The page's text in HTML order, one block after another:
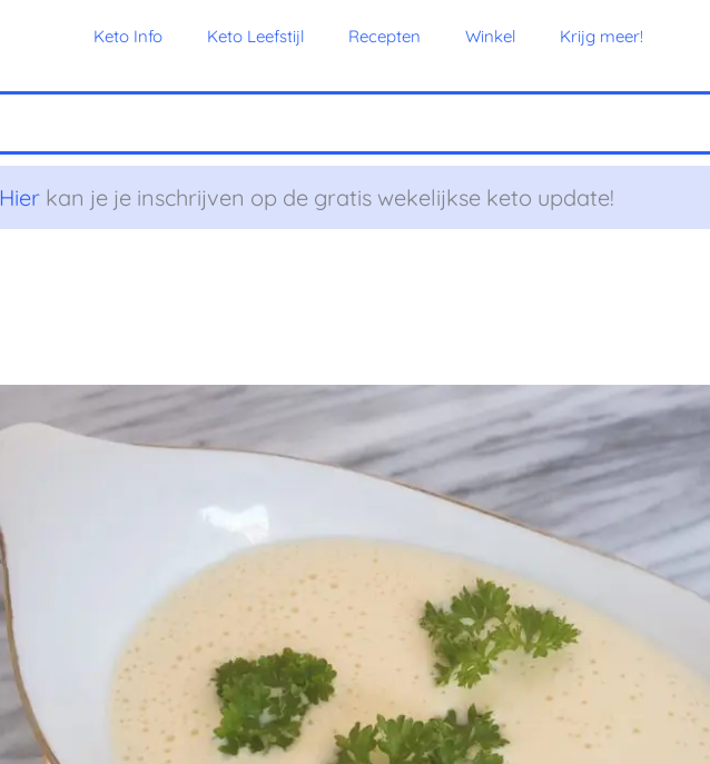
Keto Info Keto Leefstijl Recepten Winkel Krijg meer!
Hierkan je je inschrijven op de gratis wekelijkse keto update!